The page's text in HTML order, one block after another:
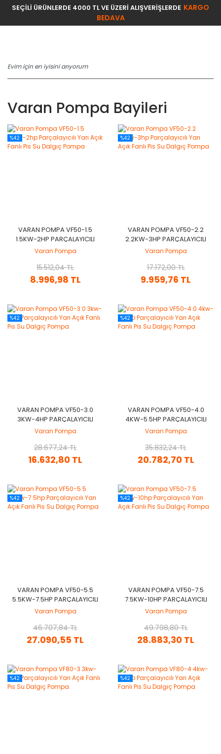
SEÇİLİ ÜRÜNLERDE 4000 TL VE ÜZERİ ALIŞVERİŞLERDE KARGO
BEDAVA
Varan Pompa Bayileri
%42
VARAN POMPA VF50-1.5
1.5KW-2HP PARÇALAYICILI
YARI AÇIK FANLI PIS SU
DALGIÇ POMPA
Varan Pompa
8.996,98 TL
15.512,04 TL
%42
VARAN POMPA VF50-2.2
2.2KW-3HP PARÇALAYICILI
YARI AÇIK FANLI PIS SU
DALGIÇ POMPA
Varan Pompa
9.959,76 TL
17.172,00 TL
%42
VARAN POMPA VF50-3.0
3KW-4HP PARÇALAYICILI
YARI AÇIK FANLI PIS SU
DALGIÇ POMPA
Varan Pompa
16.632,80 TL
28.677,24 TL
%42
VARAN POMPA VF50-4.0
4KW-5.5HP PARÇALAYICILI
YARI AÇIK FANLI PIS SU
DALGIÇ POMPA
Varan Pompa
20.782,70 TL
35.832,24 TL
%42
VARAN POMPA VF50-5.5
5.5KW-7.5HP PARÇALAYICILI
YARI AÇIK FANLI PIS SU
DALGIÇ POMPA
Varan Pompa
27.090,55 TL
46.707,84 TL
%42
VARAN POMPA VF50-7.5
7.5KW-10HP PARÇALAYICILI
YARI AÇIK FANLI PIS SU
DALGIÇ POMPA
Varan Pompa
28.883,30 TL
49.798,80 TL
%42 %42